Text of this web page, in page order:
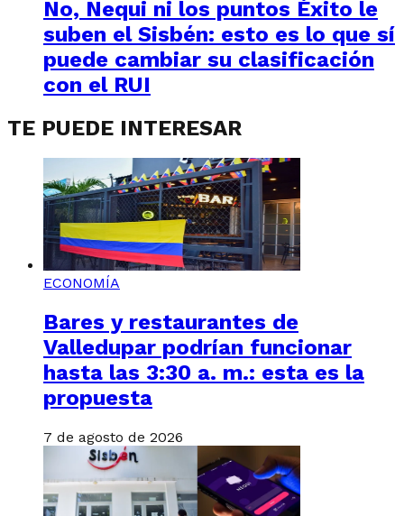
No, Nequi ni los puntos Éxito le
suben el Sisbén: esto es lo que sí
puede cambiar su clasificación
con el RUI
TE PUEDE INTERESAR
ECONOMÍA
Bares y restaurantes de
Valledupar podrían funcionar
hasta las 3:30 a. m.: esta es la
propuesta
7 de agosto de 2026